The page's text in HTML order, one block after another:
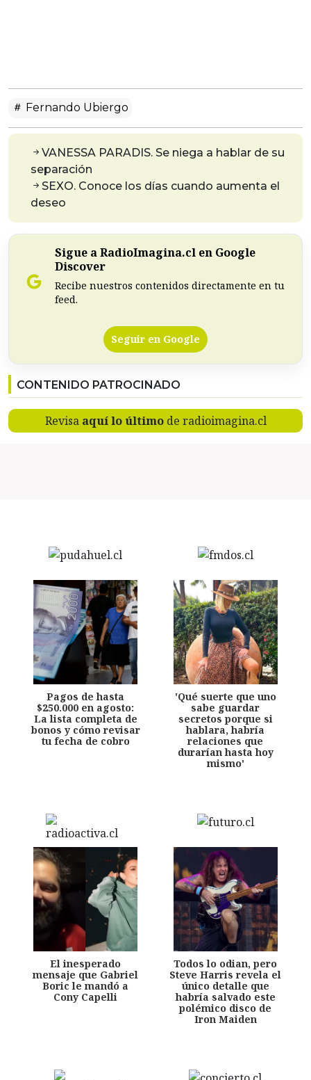
Fernando Ubiergo
VANESSA PARADIS. Se niega a hablar de su
separación
SEXO. Conoce los días cuando aumenta el
deseo
Sigue a RadioImagina.cl en Google
Discover
Recibe nuestros contenidos directamente en tu
feed.
Seguir en Google
CONTENIDO PATROCINADO
Revisa aquí lo últimode radioimagina.cl
Pagos de hasta
$250.000 en agosto:
La lista completa de
bonos y cómo revisar
tu fecha de cobro
'Qué suerte que uno
sabe guardar
secretos porque si
hablara, habría
relaciones que
durarían hasta hoy
mismo'
El inesperado
mensaje que Gabriel
Boric le mandó a
Cony Capelli
Todos lo odian, pero
Steve Harris revela el
único detalle que
habría salvado este
polémico disco de
Iron Maiden